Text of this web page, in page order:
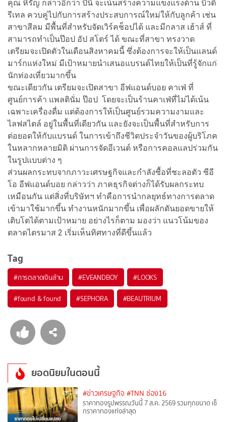
คุณ หิรัญ กล่าวอีกว่า ปีนี้ จะเน้นสร้างความแข็งแรงด้าน บิวตี้
รีเทล ควบคู่ไปกับการสร้างประสบการณ์ใหม่ให้กับลูกค้า เช่น
สาขาสีลม มีพื้นที่สำหรับจัดเวิร์คช็อปได้ และมีกลาส เฮ้าส์ ที่
สามารถทำเป็นป๊อป อัป สโตร์ ได้ ขณะที่สาขา ทรงวาด
เตรียมจะเปิดตัวในเดือนสิงหาคมนี้ ซึ่งต้องการจะให้เป็นแลนด์
มาร์กแห่งใหม่ มีเป้าหมายนำเสนอแบรนด์ไทยให้เป็นที่รู้จักแก่
นักท่องเที่ยวมากขึ้น
ขณะเดียวกัน เตรียมจะเปิดสาขา อีฟแอนด์บอย คาเฟ่ ที่
ศูนย์การค้า แพลตินั่ม ป๊อป โดยจะเป็นร้านคาเฟ่ที่ไม่ได้เน้น
เฉพาะเครื่องดื่ม แต่ต้องการให้เป็นศูนย์รวมความงามและ
ไลฟสไตล์ อยู่ในพื้นที่เดียวกัน และยังจะเป็นพื้นที่สำหรับการ
ต่อยอดให้กับแบรนด์ ในการเข้าถึงชีวิตประจำวันของผู้บริโภค
ในหลากหลายมิติ ผ่านการจัดอีเวนต์ หรือการคอลแลปร่วมกัน
ในรูปแบบต่าง ๆ
ส่วนผลกระทบจากภาวะเศรษฐกิจและกำลังซื้อที่ชะลอตัว ซีอี
โอ อีฟแอนด์บอย กล่าวว่า ภาคธุรกิจต่างก็ได้รับผลกระทบ
เหมือนกัน แต่สิ่งที่บริษัทฯ ทำคือการนำกลยุทธ์ทางการตลาด
เข้ามาใช้มากขึ้น ทำงานหนักมากขึ้น เพื่อผลักดันยอดขายให้
เติบโตได้ตามเป้าหมาย อย่างไรก็ตาม มองว่า แนวโน้มของ
ตลาดไตรมาส 2 เริ่มเห็นทิศทางที่ดีขึ้นแล้ว
Tag
#การตลาดเงินล้าน #EVEANDBOY #LOOKS
#found & found #SEPHORA #BEAUTRIUM
ยอดนิยมในตอนนี้
#ข่าวเศรษฐกิจ #TNN ช่อง16
ราคาทองรูปพรรณวันนี้ 7 ส.ค. 2569 รวมทุกขนาด เช็
กราคาทองแท่งล่าสุด